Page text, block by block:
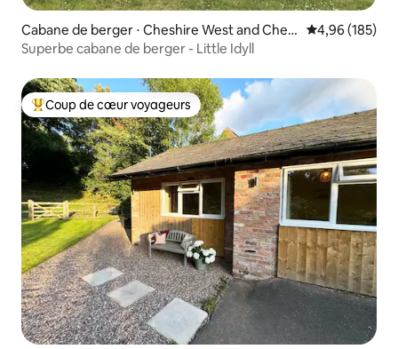
Cabane de berger ⋅ Cheshire West and Chest
er
Évaluation
4,96 (185)
Superbe cabane de berger - Little Idyll
Coups de cœur voyageurs les plus appréciés
Coup de cœur voyageurs